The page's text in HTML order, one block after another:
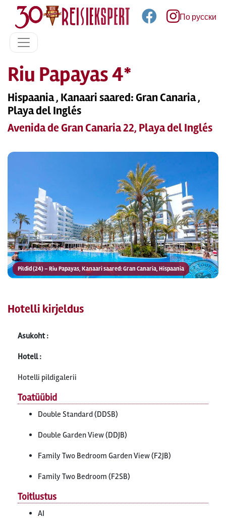
По русски
Riu Papayas 4*
Hispaania , Kanaari saared: Gran Canaria ,
Playa del Inglés
Avenida de Gran Canaria 22, Playa del Inglés
Pildid (24) – Riu Papayas, Kanaari saared: Gran Canaria, Hispaania
Hotelli kirjeldus
Asukoht :
Hotell :
Hotelli pildigalerii
Toatüübid
Double Standard (DDSB)
Double Garden View (DDJB)
Family Two Bedroom Garden View (F2JB)
Family Two Bedroom (F2SB)
Toitlustus
AI